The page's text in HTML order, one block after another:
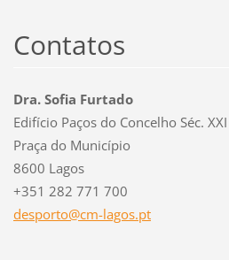
Contatos
Dra. Sofia Furtado
Edifício Paços do Concelho Séc. XXI
Praça do Município
8600 Lagos
+351 282 771 700
desporto@cm-lagos.pt